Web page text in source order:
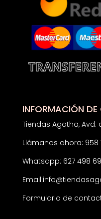
INFORMACIÓN
Tiendas Agatha, Avd.
Llámanos ahora: 958
Whatsapp: 627 498
Email:
Formulario de